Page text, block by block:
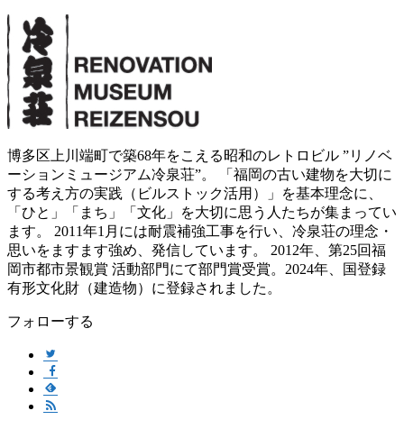
博多区上川端町で築68年をこえる昭和のレトロビル ”リノベ
ーションミュージアム冷泉荘”。 「福岡の古い建物を大切に
する考え方の実践（ビルストック活用）」を基本理念に、
「ひと」「まち」「文化」を大切に思う人たちが集まってい
ます。 2011年1月には耐震補強工事を行い、冷泉荘の理念・
思いをますます強め、発信しています。 2012年、第25回福
岡市都市景観賞 活動部門にて部門賞受賞。2024年、国登録
有形文化財（建造物）に登録されました。
フォローする